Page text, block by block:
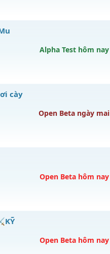
vào 13h ngày 06/08/2626
Alpha Test hôm nay
15h ngày 10/08/2626
cày
Open Beta ngày mai
vào 10h ngày
Open Beta hôm nay
ĐẸP
vào 13h ngày 07/08/2626
Open Beta hôm nay